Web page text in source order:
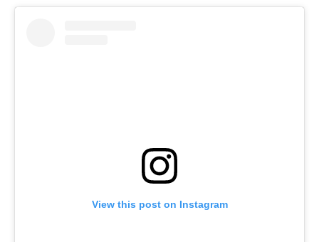
View this post on Instagram